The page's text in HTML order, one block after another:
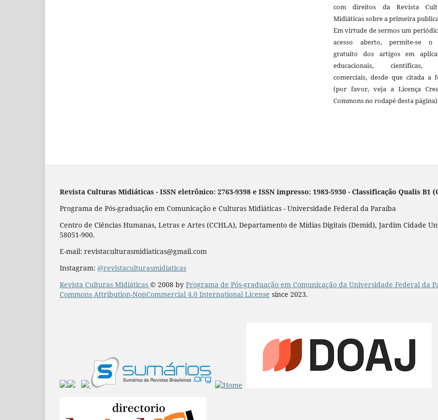
com direitos da Revista
Midiáticas sobre a primeira
Em virtude de sermos um
acesso aberto, permite-se o
gratuito dos artigos em
educacionais, científicas,
comerciais, desde que citada a
(por favor, veja a Licença
Commons no rodapé desta
Revista Culturas Midiáticas - ISSN eletrônico: 2763-9398 e ISSN impresso: 1983-5930 - Classificação Qualis
Programa de Pós-graduação em Comunicação e Culturas Midiáticas - Universidade Federal da Paraíba
Centro de Ciências Humanas, Letras e Artes (CCHLA), Departamento de Mídias Digitais (Demid), Jardim Cidade
58051-900.
E-mail: revistaculturasmidiaticas@gmail.com
Instagram: @revistaculturasmidiaticas
Revista Culturas Midiáticas © 2008 by Programa de Pós-graduação em Comunicação da Universidade Federal da
Commons Attribution-NonCommercial 4.0 International License since 2023.